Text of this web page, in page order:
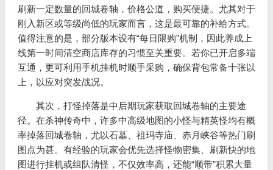
刷新一定数量的回城卷轴，价格公道，购买便捷。尤其对于
刚入新区或等级尚低的玩家而言，这是最可靠的补给方式。
值得注意的是，部分版本设有“每日限购”机制，因此养成上
线第一时间清空商店库存的习惯至关重要。若你已开启多端
互通，更可利用手机挂机时顺手采购，确保背包常备十张以
上，以应对突发战况。
其次，打怪掉落是中后期玩家获取回城卷轴的主要途
径。在杀神传奇中，许多中高级地图的小怪与精英怪均有概
率掉落回城卷轴，尤以石墓、祖玛寺庙、赤月峡谷等热门刷
图点为甚。有经验的玩家会优先选择怪物密集、刷新快的地
图进行挂机或组队清怪，不仅效率高，还能“顺带”积累大量